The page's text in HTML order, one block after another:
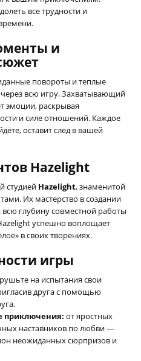
все трудности и
и
повороты и теплые
всю игру. Захватывающий
эмоции, раскрывая
и силе отношений. Каждое
оставит след в вашей
Hazelight
студией Hazelight, знаменитой
Их мастерство в создании
глубину совместной работы
успешно воплощает
в своих творениях.
игры
на испытания свои
друга с помощью
приключения: от яростных
наставников по любви —
неожиданных сюрпризов и